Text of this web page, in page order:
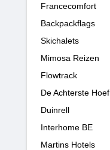
Francecomfort
Backpackflags
Skichalets
Mimosa Reizen
Flowtrack
De Achterste Hoef
Duinrell
Interhome BE
Martins Hotels